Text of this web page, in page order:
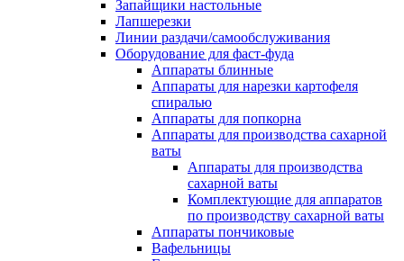
Запайщики настольные
Лапшерезки
Линии раздачи/самообслуживания
Оборудование для фаст-фуда
Аппараты блинные
Аппараты для нарезки картофеля
спиралью
Аппараты для попкорна
Аппараты для производства сахарной
ваты
Аппараты для производства
сахарной ваты
Комплектующие для аппаратов
по производству сахарной ваты
Аппараты пончиковые
Вафельницы